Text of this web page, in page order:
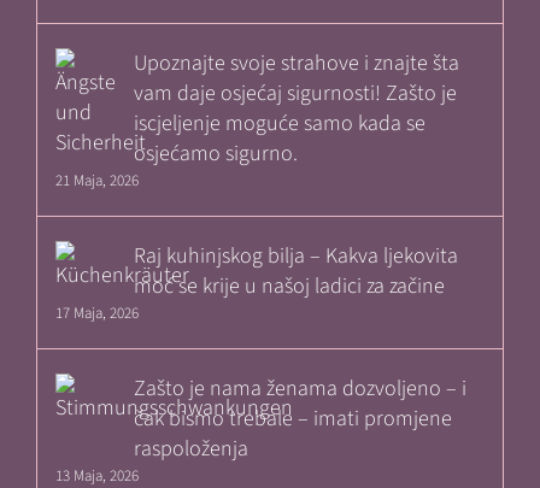
Upoznajte svoje strahove i znajte šta
vam daje osjećaj sigurnosti! Zašto je
iscjeljenje moguće samo kada se
osjećamo sigurno.
21 Maja, 2026
Raj kuhinjskog bilja – Kakva ljekovita
moć se krije u našoj ladici za začine
17 Maja, 2026
Zašto je nama ženama dozvoljeno – i
čak bismo trebale – imati promjene
raspoloženja
13 Maja, 2026